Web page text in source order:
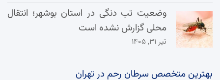
وضعیت تب دنگی در استان بوشهر؛ انتقال
محلی گزارش نشده است
تیر ۳۱, ۱۴۰۵
بهترین متخصص سرطان رحم در تهران